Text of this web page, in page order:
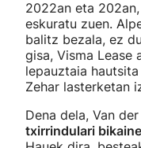
2022an eta
eskuratu zuen.
balitz bezala, ez
gisa, Visma Lease
lepauztaia
Zehar lasterketan
Dena dela, Van
txirrindulari